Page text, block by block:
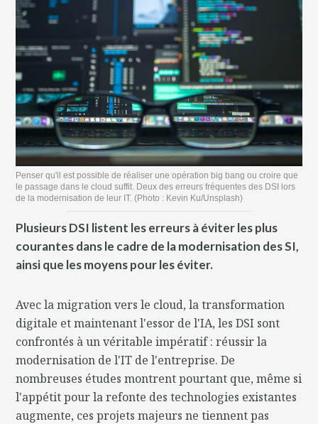
Penser qu'il est possible de réaliser une opération big bang ou croire que
le passage dans le cloud suffit. Deux des erreurs fréquentes des DSI lors
de la modernisation de leur IT. (Photo : Kevin Ku/Unsplash)
Plusieurs DSI listent les erreurs à éviter les plus
courantes dans le cadre de la modernisation des SI,
ainsi que les moyens pour les éviter.
Avec la migration vers le cloud, la transformation
digitale et maintenant l'essor de l'IA, les DSI sont
confrontés à un véritable impératif : réussir la
modernisation de l'IT de l'entreprise. De
nombreuses études montrent pourtant que, même si
l'appétit pour la refonte des technologies existantes
augmente, ces projets majeurs ne tiennent pas